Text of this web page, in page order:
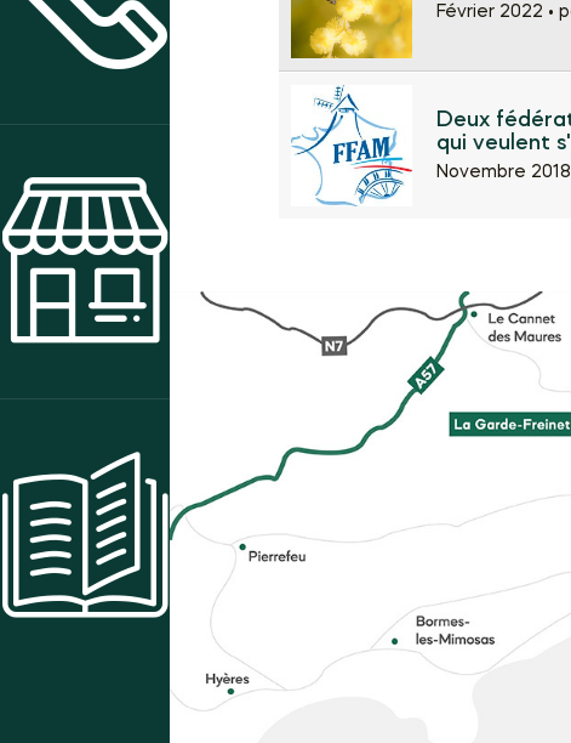
CENTRE DE RESSOURCES
Février 2022 •
Deux
qui veulent
Novembre 2018